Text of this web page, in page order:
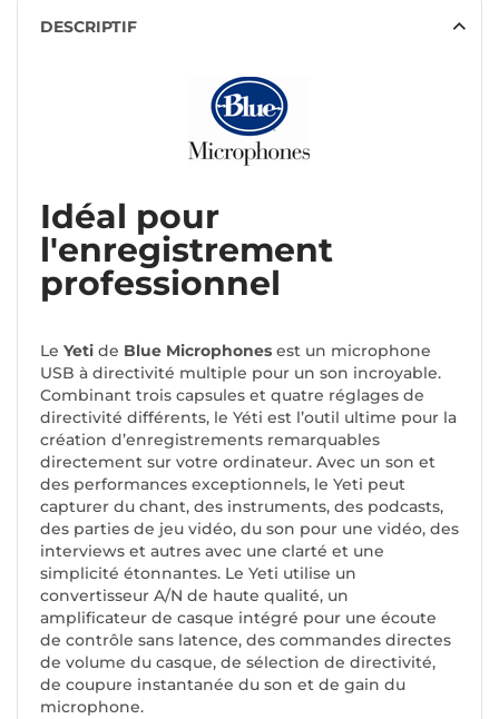
DESCRIPTIF
Idéal pour
l'enregistrement
professionnel
Le Yeti de Blue Microphones est un microphone
USB à directivité multiple pour un son incroyable.
Combinant trois capsules et quatre réglages de
directivité différents, le Yéti est l’outil ultime pour la
création d’enregistrements remarquables
directement sur votre ordinateur. Avec un son et
des performances exceptionnels, le Yeti peut
capturer du chant, des instruments, des podcasts,
des parties de jeu vidéo, du son pour une vidéo, des
interviews et autres avec une clarté et une
simplicité étonnantes. Le Yeti utilise un
convertisseur A/N de haute qualité, un
amplificateur de casque intégré pour une écoute
de contrôle sans latence, des commandes directes
de volume du casque, de sélection de directivité,
de coupure instantanée du son et de gain du
microphone.